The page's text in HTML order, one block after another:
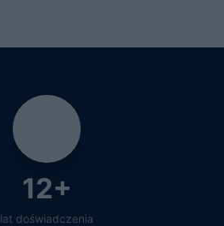
12+
lat doświadczenia